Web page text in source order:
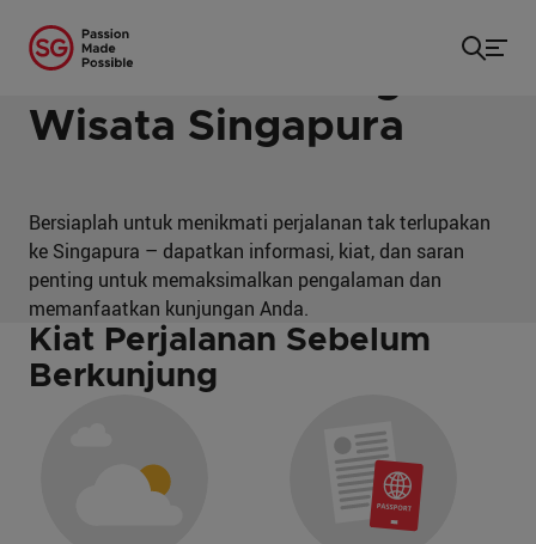
Beranda/Informasi Penting
Informasi Penting
Wisata Singapura
Bersiaplah untuk menikmati perjalanan tak terlupakan
ke Singapura – dapatkan informasi, kiat, dan saran
penting untuk memaksimalkan pengalaman dan
memanfaatkan kunjungan Anda.
Kiat Perjalanan Sebelum
Berkunjung